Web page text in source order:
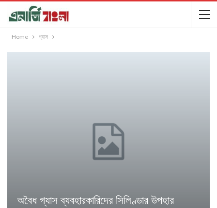
Home গ্যাস
অবৈধ গ্যাস ব্যবহারকারিদের সিলিণ্ডার উপহার